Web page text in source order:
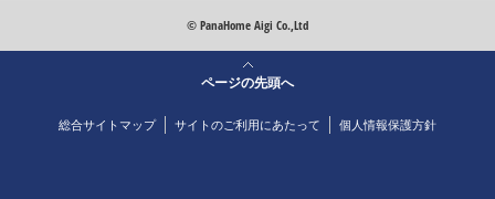
© PanaHome Aigi Co.,Ltd
ページの先頭へ
総合サイトマップ サイトのご利用にあたって 個人情報保護方針